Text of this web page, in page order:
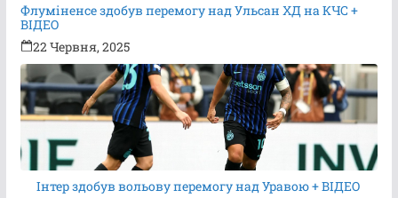
Флуміненсе здобув перемогу над Ульсан ХД на КЧС +
ВІДЕО
22 Червня, 2025
Інтер здобув вольову перемогу над Уравою + ВІДЕО